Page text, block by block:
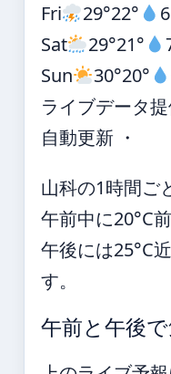
Fri
29°22°
Sat
29°21°
Sun
30°20°
ライブデータ提
自動更新 ・
山科の1時間ご
午前中に20°C
午後には25°C
す。
午前と午後